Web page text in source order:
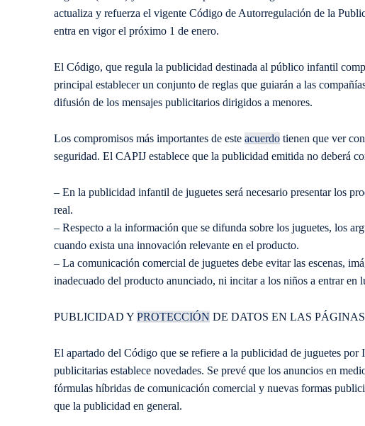
actualiza y refuerza el vigente Código de Autorregulación de la
entra en vigor el próximo 1 de enero.
El Código, que regula la publicidad destinada al público infantil
principal establecer un conjunto de reglas que guiarán a las
difusión de los mensajes publicitarios dirigidos a menores.
Los compromisos más importantes de este acuerdo tienen que ver
seguridad. El CAPIJ establece que la publicidad emitida no deberá
– En la publicidad infantil de juguetes será necesario presentar los
real.
– Respecto a la información que se difunda sobre los juguetes, los
cuando exista una innovación relevante en el producto.
– La comunicación comercial de juguetes debe evitar las escenas,
inadecuado del producto anunciado, ni incitar a los niños a entrar en
PUBLICIDAD Y PROTECCIÓN DE DATOS EN LAS
El apartado del Código que se refiere a la publicidad de juguetes por
publicitarias establece novedades. Se prevé que los anuncios en
fórmulas híbridas de comunicación comercial y nuevas formas
que la publicidad en general.